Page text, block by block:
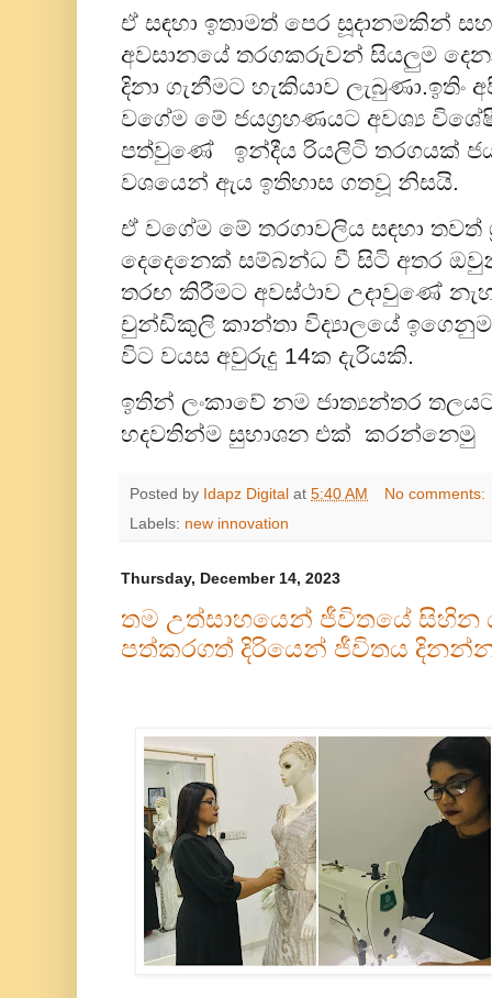
ඒ සඳහා ඉතාමත් පෙර සූදානමකින්
අවසානයේ තරගකරුවන් සියලුම
දිනා ගැනීමට හැකියාව ලැබුණා.ඉතිං
වගේම මේ ජයග්‍රහණයට අවශ්‍ය
පත්වුණේ ඉන්දීය රියලිටි තරගයක්
වශයෙන් ඇය ඉතිහාස ගතවූ නිසයි.
ඒ වගේම මේ තරගාවලිය සඳහා තවත්
දෙදෙනෙක් සම්බන්ධ වී සිටි අතර
තරඟ කිරීමට අවස්ථාව උදාවුණේ
චුන්ඩිකුලි කාන්තා විද්‍යාලයේ
විට වයස අවුරුදු 14ක දැරියකි.
ඉතින් ලංකාවේ නම ජාත්‍යන්තර
හදවතින්ම සුභාශන එක් කරන්නෙමු
Posted by Idapz Digital at 5:40 AM
No comments:
Labels: new innovation
Thursday, December 14, 2023
තම උත්සාහයෙන් ජීවිතයේ සිහින
පත්කරගත් දිරියෙන් ජීවිතය